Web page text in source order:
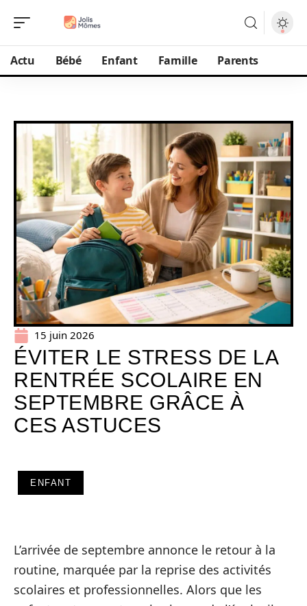
Actu Bébé Enfant Famille Parents
15 juin 2026
ÉVITER LE STRESS DE LA
RENTRÉE SCOLAIRE EN
SEPTEMBRE GRÂCE À
CES ASTUCES
ENFANT
L’arrivée de septembre annonce le retour à la
routine, marquée par la reprise des activités
scolaires et professionnelles. Alors que les